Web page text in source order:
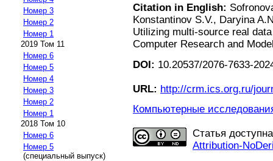
Номер 3
Номер 2
Номер 1
2019 Том 11
Номер 6
Номер 5
Номер 4
Номер 3
Номер 2
Номер 1
2018 Том 10
Номер 6
Номер 5
(специальный выпуск)
Citation in English:
Konstantinov S.V., Daryina
Utilizing multi-source real
Computer Research and
DOI: 10.20537/2076-7633-
URL: http://crm.ics.org.ru/
Компьютерные
Статья
Attribution-